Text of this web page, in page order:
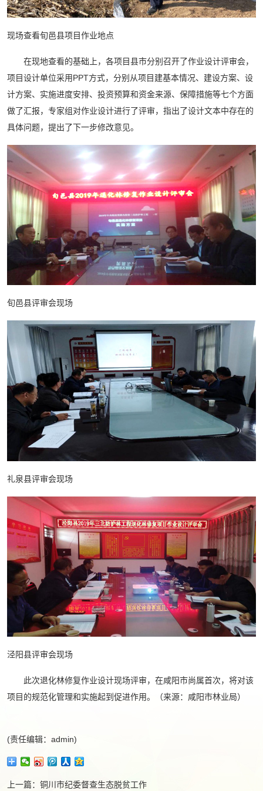
现场查看旬邑县项目作业地点
在现地查看的基础上，各项目县市分别召开了作业设计评审会，
项目设计单位采用PPT方式，分别从项目建基本情况、建设方案、设
计方案、实施进度安排、投资预算和资金来源、保障措施等七个方面
做了汇报，专家组对作业设计进行了评审，指出了设计文本中存在的
具体问题，提出了下一步修改意见。
旬邑县评审会现场
礼泉县评审会现场
泾阳县评审会现场
此次退化林修复作业设计现场评审，在咸阳市尚属首次，将对该
项目的规范化管理和实施起到促进作用。（来源：咸阳市林业局）
(责任编辑：admin)
上一篇： 铜川市纪委督查生态脱贫工作